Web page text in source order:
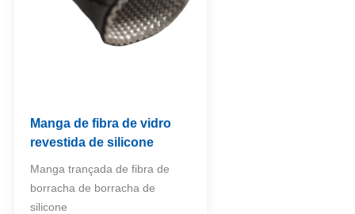
Manga de fibra de vidro
revestida de silicone
Manga trançada de fibra de
borracha de borracha de
silicone